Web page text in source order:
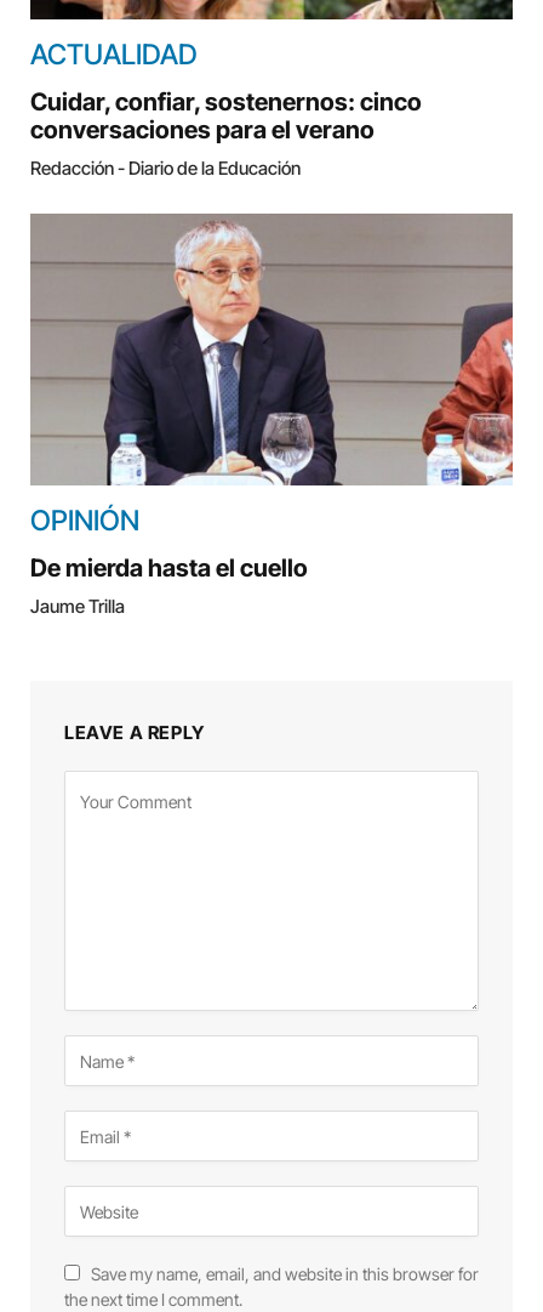
ACTUALIDAD
Cuidar, confiar, sostenernos: cinco
conversaciones para el verano
Redacción - Diario de la Educación
OPINIÓN
De mierda hasta el cuello
Jaume Trilla
LEAVE A REPLY
Save my name, email, and website in this browser for
the next time I comment.